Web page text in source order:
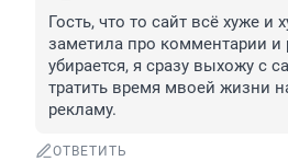
Гость, что то сайт всё хуже и
заметила про комментарии и
убирается, я сразу выхожу с
тратить время мвоей жизни
рекламу.
ОТВЕТИТЬ